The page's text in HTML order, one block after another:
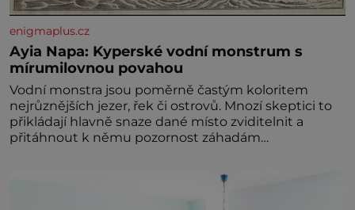
enigmaplus.cz
Ayia Napa: Kyperské vodní monstrum s
mírumilovnou povahou
Vodní monstra jsou poměrně častým koloritem
nejrůznějších jezer, řek či ostrovů. Mnozí skeptici to
přikládají hlavně snaze dané místo zviditelnit a
přitáhnout k němu pozornost záhadám